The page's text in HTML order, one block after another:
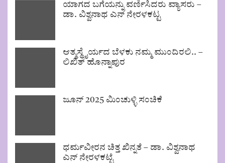
ಯಾಗದ ಬಗೆಯನ್ನು ವರ್ಣಿಸಿದರು ವ್ಯಾಸರು –
ಡಾ. ವಿಶ್ವನಾಥ ಎನ್ ನೇರಳಕಟ್ಟ
ಆತ್ಮಸ್ಥೈರ್ಯದ ಬೆಳಕು ನಮ್ಮ ಮುಂದಿರಲಿ.. –
ಲಿಖಿತ್ ಹೊನ್ನಾಪುರ
ಜೂನ್ 2025 ಮಿಂಚುಳ್ಳಿ ಸಂಚಿಕೆ
ಧರ್ಮವೀರನ ಚಿತ್ತ ಖಿನ್ನತೆ – ಡಾ. ವಿಶ್ವನಾಥ
ಎನ್ ನೇರಳಕಟ್ಟೆ